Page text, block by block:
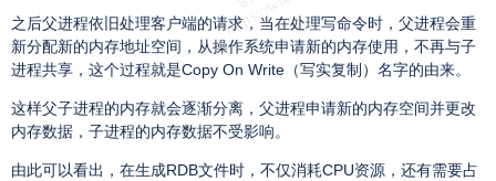
之后父进程依旧处理客户端的请求，当在处理写命令时，父进程会重
新分配新的内存地址空间，从操作系统申请新的内存使用，不再与子
进程共享，这个过程就是Copy On Write（写实复制）名字的由来。
这样父子进程的内存就会逐渐分离，父进程申请新的内存空间并更改
内存数据，子进程的内存数据不受影响。
由此可以看出，在生成RDB文件时，不仅消耗CPU资源，还有需要占